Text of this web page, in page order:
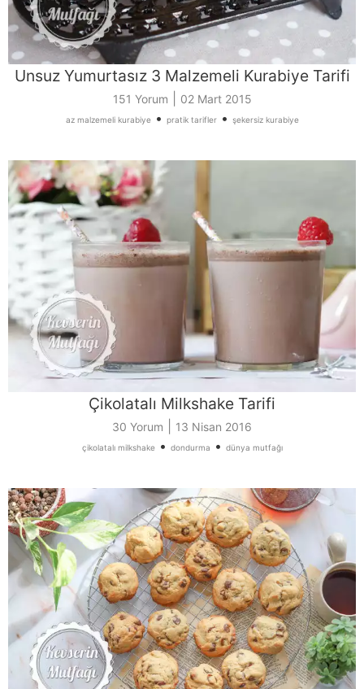
Unsuz Yumurtasız 3 Malzemeli Kurabiye Tarifi
151 Yorum 02 Mart 2015
az malzemeli kurabiye• pratik tarifler• şekersiz kurabiye
Çikolatalı Milkshake Tarifi
30 Yorum 13 Nisan 2016
çikolatalı milkshake• dondurma • dünya mutfağı